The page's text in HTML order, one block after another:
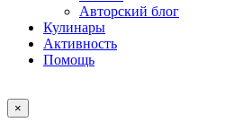
Авторский блог
Кулинары
Активность
Помощь
×